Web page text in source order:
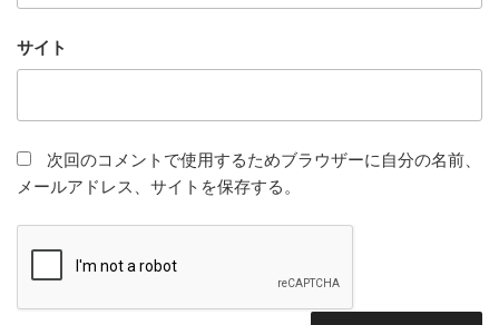
サイト
次回のコメントで使用するためブラウザーに自分の名前、
メールアドレス、サイトを保存する。